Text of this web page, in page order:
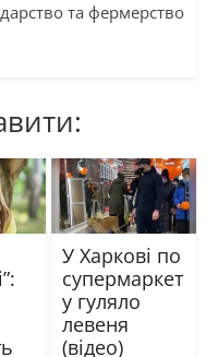
та фермерство
У Харкові по
супермаркет
у гуляло
левеня
(відео)